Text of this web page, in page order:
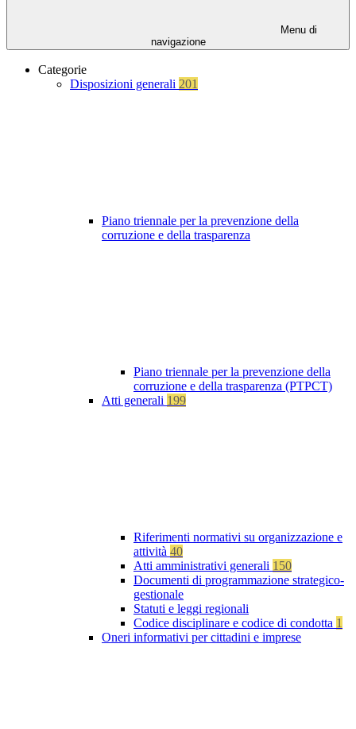
Menu di
navigazione
Categorie
Disposizioni generali 201
Piano triennale per la prevenzione della
corruzione e della trasparenza
Piano triennale per la prevenzione della
corruzione e della trasparenza (PTPCT)
Atti generali 199
Riferimenti normativi su organizzazione e
attività 40
Atti amministrativi generali 150
Documenti di programmazione strategico-
gestionale
Statuti e leggi regionali
Codice disciplinare e codice di condotta 1
Oneri informativi per cittadini e imprese